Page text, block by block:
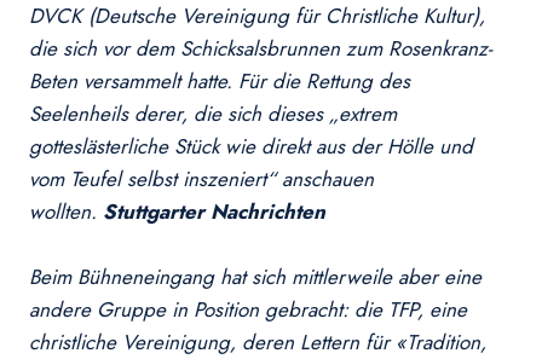
DVCK (Deutsche Vereinigung für Christliche Kultur),
die sich vor dem Schicksalsbrunnen zum Rosenkranz-
Beten versammelt hatte. Für die Rettung des
Seelenheils derer, die sich dieses „extrem
gotteslästerliche Stück wie direkt aus der Hölle und
vom Teufel selbst inszeniert“ anschauen
wollten. Stuttgarter Nachrichten
Beim Bühneneingang hat sich mittlerweile aber eine
andere Gruppe in Position gebracht: die TFP, eine
christliche Vereinigung, deren Lettern für «Tradition,